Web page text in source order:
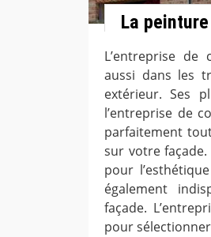
La
L’entreprise
aussi dans les
extérieur. Ses
l’entreprise de
parfaitement
sur votre
pour
également
façade.
pour